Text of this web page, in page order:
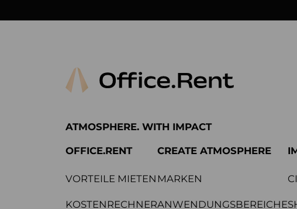
ATMOSPHERE. WITH IMPACT
OFFICE.RENT
VORTEILE MIETEN
KOSTENRECHNER
CREATE ATMOSPHERE
MARKEN
ANWENDUNGSBEREICHE